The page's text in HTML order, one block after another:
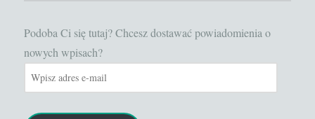
Podoba Ci się tutaj? Chcesz dostawać powiadomienia o
nowych wpisach?
Wpisz
adres